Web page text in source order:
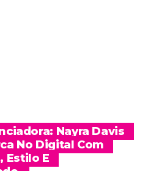
Nayra Davis
No Digital Com
Estilo E